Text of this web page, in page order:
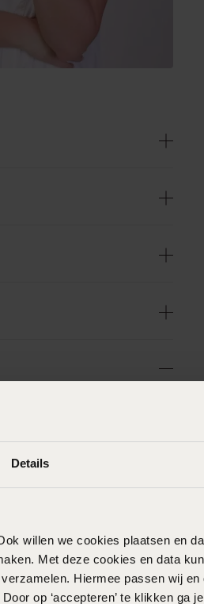
Details
willen we cookies plaatsen en
Met deze cookies en data
Hiermee passen wij
op ‘accepteren’ te klikken ga